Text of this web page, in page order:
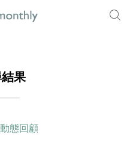
果
態回顧